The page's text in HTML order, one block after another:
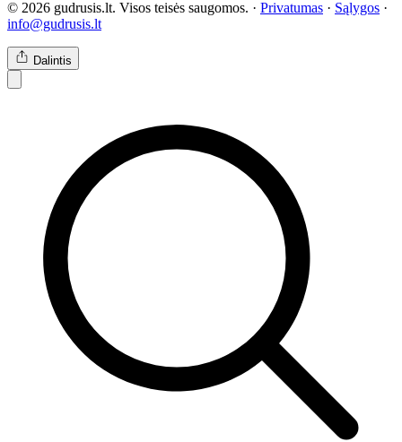
© 2026 gudrusis.lt. Visos teisės saugomos. · Privatumas · Sąlygos ·
info@gudrusis.lt
Dalintis